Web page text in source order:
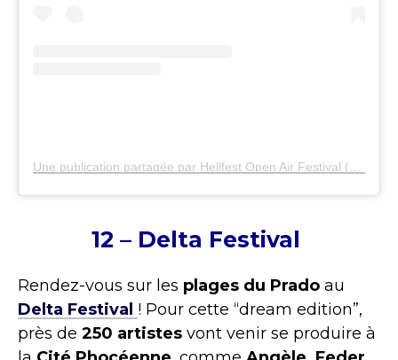
12 – Delta Festival
Rendez-vous sur les plages du Prado au
Delta Festival ! Pour cette “dream edition”,
près de 250 artistes vont venir se produire à